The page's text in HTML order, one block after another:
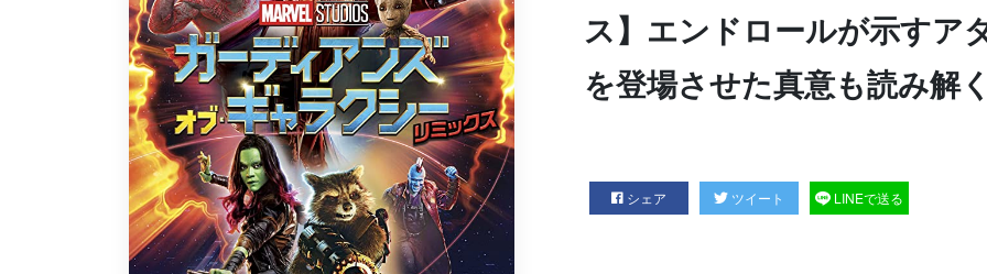
ス】エンドロールが示すア
を登場させた真意も読み解
シェア ツイート LINEで送る